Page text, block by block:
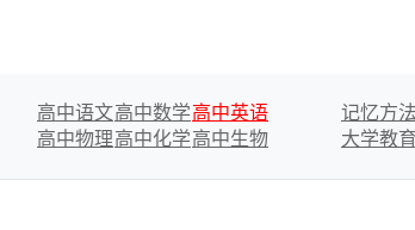
高中语文高中数学高中英语
高中物理高中化学高中生物
记忆方法
大学教育